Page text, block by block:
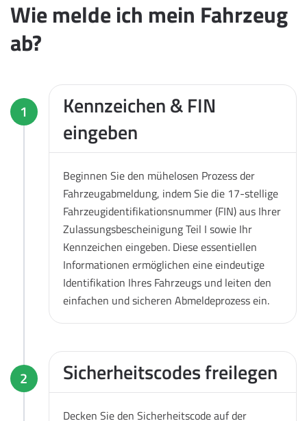
Wie melde ich mein Fahrzeug
ab?
1
Kennzeichen & FIN
eingeben
Beginnen Sie den mühelosen Prozess der
Fahrzeugabmeldung, indem Sie die 17-stellige
Fahrzeugidentifikationsnummer (FIN) aus Ihrer
Zulassungsbescheinigung Teil I sowie Ihr
Kennzeichen eingeben. Diese essentiellen
Informationen ermöglichen eine eindeutige
Identifikation Ihres Fahrzeugs und leiten den
einfachen und sicheren Abmeldeprozess ein.
2 Sicherheitscodes freilegen
Decken Sie den Sicherheitscode auf der